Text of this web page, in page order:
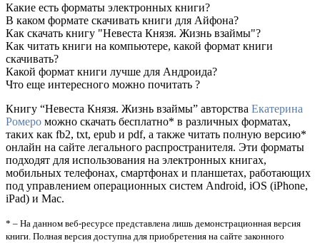
Какие есть форматы электронных книги?
В каком формате скачивать книги для Айфона?
Как скачать книгу "Невеста Князя. Жизнь взаймы"?
Как читать книги на компьютере, какой формат книги
скачивать?
Какой формат книги лучше для Андроида?
Что еще интересного можно почитать ?
Книгу “Невеста Князя. Жизнь взаймы” авторства Екатерина
Ромеро можно скачать бесплатно* в различных форматах,
таких как fb2, txt, epub и pdf, а также читать полную версию*
онлайн на сайте легального распространителя. Эти форматы
подходят для использования на электронных книгах,
мобильных телефонах, смартфонах и планшетах, работающих
под управлением операционных систем Android, iOS (iPhone,
iPad) и Mac.
* – На данном веб-ресурсе представлена лишь демонстрационная версия
книги. Полная версия доступна для приобретения на сайте законного